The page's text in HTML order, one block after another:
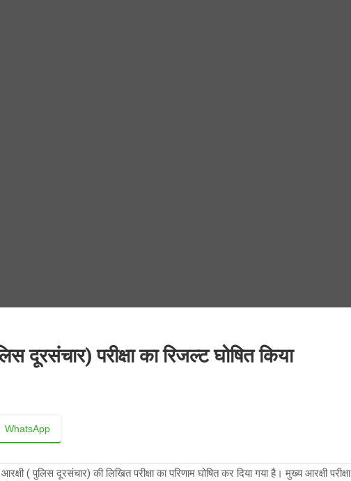
दूरसंचार) परीक्षा का रिजल्ट घोषित किया
WhatsApp
( पुलिस दूरसंचार) की लिखित परीक्षा का परिणाम घोषित कर दिया गया है। मुख्य आरक्षी परीक्षा